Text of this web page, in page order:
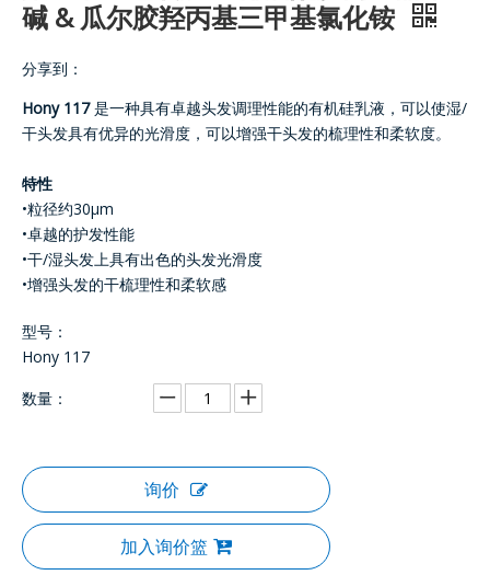
碱 & 瓜尔胶羟丙基三甲基氯化铵
分享到：
Hony 117是一种具有卓越头发调理性能的有机硅乳液，可以使湿/
干头发具有优异的光滑度，可以增强干头发的梳理性和柔软度。
特性
•粒径约30μm
•卓越的护发性能
•干/湿头发上具有出色的头发光滑度
•增强头发的干梳理性和柔软感
型号：
Hony 117
数量：
询价
加入询价篮